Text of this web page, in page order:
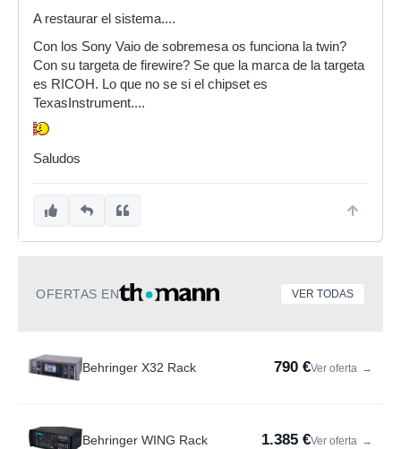
A restaurar el sistema....
Con los Sony Vaio de sobremesa os funciona la twin?
Con su targeta de firewire? Se que la marca de la targeta
es RICOH. Lo que no se si el chipset es
TexasInstrument....
Saludos
OFERTAS EN VER TODAS
Behringer X32 Rack 790 €Ver oferta →
Behringer WING Rack 1.385 €Ver oferta →